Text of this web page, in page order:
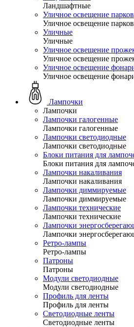
Ландшафтные
Уличное освещение
Уличное освещение
Уличные
Уличные
Уличное освещение
Уличное освещение
Уличное освещение
Уличное освещение
Лампочки
Лампочки
Лампочки галогенные
Лампочки галогенные
Лампочки светодиодные
Лампочки светодиодные
Блоки питания для
Блоки питания для
Лампочки накаливания
Лампочки накаливания
Лампочки диммируемые
Лампочки диммируемые
Лампочки технические
Лампочки технические
Лампочки
Лампочки
Ретро-лампы
Ретро-лампы
Патроны
Патроны
Модули светодиодные
Модули светодиодные
Профиль для ленты
Профиль для ленты
Светодиодные ленты
Светодиодные ленты